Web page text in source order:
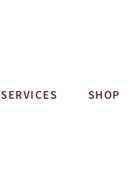
SERVICES SHOP